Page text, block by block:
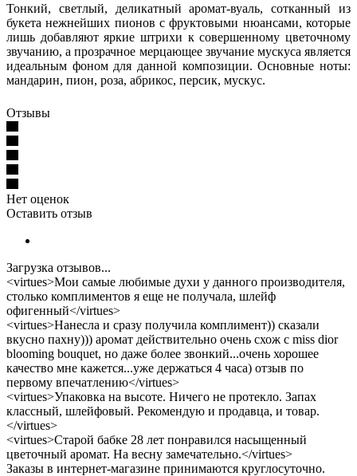
Тонкий, светлый, деликатный аромат-вуаль, сотканный из
букета нежнейших пионов с фруктовыми нюансами, которые
лишь добавляют яркие штрихи к совершенному цветочному
звучанию, а прозрачное мерцающее звучание мускуса является
идеальным фоном для данной композиции. Основные ноты:
мандарин, пион, роза, абрикос, персик, мускус.
Отзывы
Нет оценок
Оставить отзыв
Загрузка отзывов...
<virtues>Мои самые любимые духи у данного производителя,
столько комплиментов я еще не получала, шлейф
офигенный</virtues>
<virtues>Нанесла и сразу получила комплимент)) сказали
вкусно пахну))) аромат действительно очень схож с miss dior
blooming bouquet, но даже более звонкий...очень хорошее
качество мне кажется...уже держаться 4 часа) отзыв по
первому впечатлению</virtues>
<virtues>Упаковка на высоте. Ничего не протекло. Запах
классный, шлейфовый. Рекомендую и продавца, и товар.
</virtues>
<virtues>Старой бабке 28 лет понравился насыщенный
цветочный аромат. На весну замечательно.</virtues>
Заказы в интернет-магазине принимаются круглосуточно.